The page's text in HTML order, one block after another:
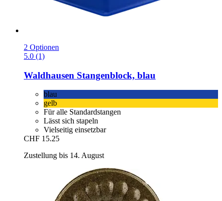
2 Optionen
5.0 (1)
Waldhausen Stangenblock, blau
blau
gelb
Für alle Standardstangen
Lässt sich stapeln
Vielseitig einsetzbar
CHF 15.25
Zustellung bis 14. August